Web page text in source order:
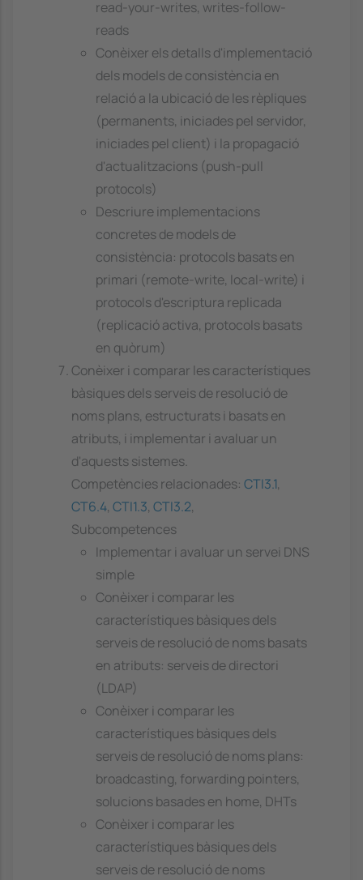
read-your-writes, writes-follow-
reads
Conèixer els detalls d'implementació
dels models de consistència en
relació a la ubicació de les rèpliques
(permanents, iniciades pel servidor,
iniciades pel client) i la propagació
d'actualitzacions (push-pull
protocols)
Descriure implementacions
concretes de models de
consistència: protocols basats en
primari (remote-write, local-write) i
protocols d'escriptura replicada
(replicació activa, protocols basats
en quòrum)
Conèixer i comparar les característiques
bàsiques dels serveis de resolució de
noms plans, estructurats i basats en
atributs, i implementar i avaluar un
d'aquests sistemes.
Competències relacionades: CTI3.1,
CT6.4, CTI1.3, CTI3.2,
Subcompetences
Implementar i avaluar un servei DNS
simple
Conèixer i comparar les
característiques bàsiques dels
serveis de resolució de noms basats
en atributs: serveis de directori
(LDAP)
Conèixer i comparar les
característiques bàsiques dels
serveis de resolució de noms plans:
broadcasting, forwarding pointers,
solucions basades en home, DHTs
Conèixer i comparar les
característiques bàsiques dels
serveis de resolució de noms